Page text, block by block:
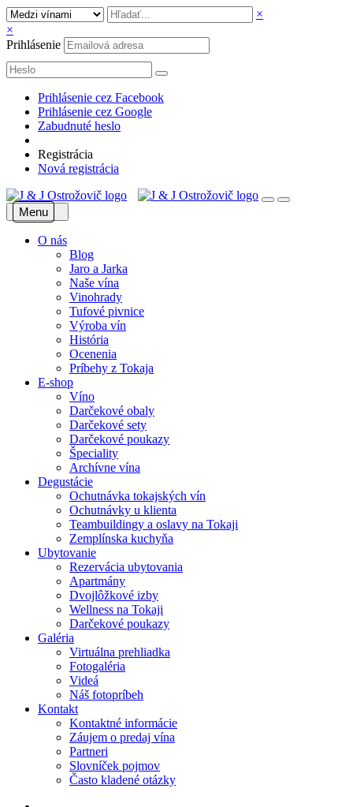
×
×
Prihlásenie
Prihlásenie cez Facebook
Prihlásenie cez Google
Zabudnuté heslo
Registrácia
Nová registrácia
Menu
O nás
Blog
Jaro a Jarka
Naše vína
Vinohrady
Tufové pivnice
Výroba vín
História
Ocenenia
Príbehy z Tokaja
E-shop
Víno
Darčekové obaly
Darčekové sety
Darčekové poukazy
Špeciality
Archívne vína
Degustácie
Ochutnávka tokajských vín
Ochutnávky u klienta
Teambuildingy a oslavy na Tokaji
Zemplínska kuchyňa
Ubytovanie
Rezervácia ubytovania
Apartmány
Dvojlôžkové izby
Wellness na Tokaji
Darčekové poukazy
Galéria
Virtuálna prehliadka
Fotogaléria
Videá
Náš fotopríbeh
Kontakt
Kontaktné informácie
Záujem o predaj vína
Partneri
Slovníček pojmov
Často kladené otázky